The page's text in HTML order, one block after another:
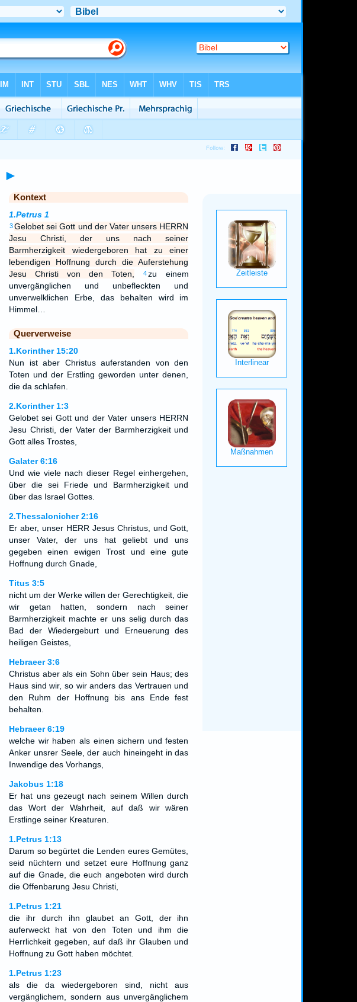
►
Kontext
1.Petrus 1
3Gelobet sei Gott und der Vater unsers HERRN
Jesu Christi, der uns nach seiner
Barmherzigkeit wiedergeboren hat zu einer
lebendigen Hoffnung durch die Auferstehung
Jesu Christi von den Toten,
4 zu einem
unvergänglichen und unbefleckten und
unverwelklichen Erbe, das behalten wird im
Himmel…
Querverweise
1.Korinther 15:20
Nun ist aber Christus auferstanden von den
Toten und der Erstling geworden unter denen,
die da schlafen.
2.Korinther 1:3
Gelobet sei Gott und der Vater unsers HERRN
Jesu Christi, der Vater der Barmherzigkeit und
Gott alles Trostes,
Galater 6:16
Und wie viele nach dieser Regel einhergehen,
über die sei Friede und Barmherzigkeit und
über das Israel Gottes.
2.Thessalonicher 2:16
Er aber, unser HERR Jesus Christus, und Gott,
unser Vater, der uns hat geliebt und uns
gegeben einen ewigen Trost und eine gute
Hoffnung durch Gnade,
Titus 3:5
nicht um der Werke willen der Gerechtigkeit, die
wir getan hatten, sondern nach seiner
Barmherzigkeit machte er uns selig durch das
Bad der Wiedergeburt und Erneuerung des
heiligen Geistes,
Hebraeer 3:6
Christus aber als ein Sohn über sein Haus; des
Haus sind wir, so wir anders das Vertrauen und
den Ruhm der Hoffnung bis ans Ende fest
behalten.
Hebraeer 6:19
welche wir haben als einen sichern und festen
Anker unsrer Seele, der auch hineingeht in das
Inwendige des Vorhangs,
Jakobus 1:18
Er hat uns gezeugt nach seinem Willen durch
das Wort der Wahrheit, auf daß wir wären
Erstlinge seiner Kreaturen.
1.Petrus 1:13
Darum so begürtet die Lenden eures Gemütes,
seid nüchtern und setzet eure Hoffnung ganz
auf die Gnade, die euch angeboten wird durch
die Offenbarung Jesu Christi,
1.Petrus 1:21
die ihr durch ihn glaubet an Gott, der ihn
auferweckt hat von den Toten und ihm die
Herrlichkeit gegeben, auf daß ihr Glauben und
Hoffnung zu Gott haben möchtet.
1.Petrus 1:23
als die da wiedergeboren sind, nicht aus
vergänglichem, sondern aus unvergänglichem